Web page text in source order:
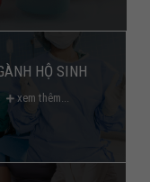
HỘ SINH
xem thêm...